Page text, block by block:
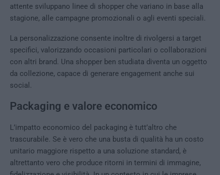
attente sviluppano linee di shopper che variano in base alla
stagione, alle campagne promozionali o agli eventi speciali.
La personalizzazione consente inoltre di rivolgersi a target
specifici, valorizzando occasioni particolari o collaborazioni
con altri brand. Una shopper ben studiata diventa un oggetto
da collezione, capace di generare engagement anche sui
social.
Packaging e valore economico
L’impatto economico del packaging è tutt’altro che
trascurabile. Se è vero che una busta di qualità ha un costo
unitario maggiore rispetto a una soluzione standard, è
altrettanto vero che produce ritorni in termini di immagine,